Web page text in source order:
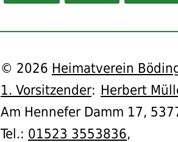
© 2026 Heimatverein
1. Vorsitzender: Herbert
Am Hennefer Damm 17,
Tel.: 01523 3553836,